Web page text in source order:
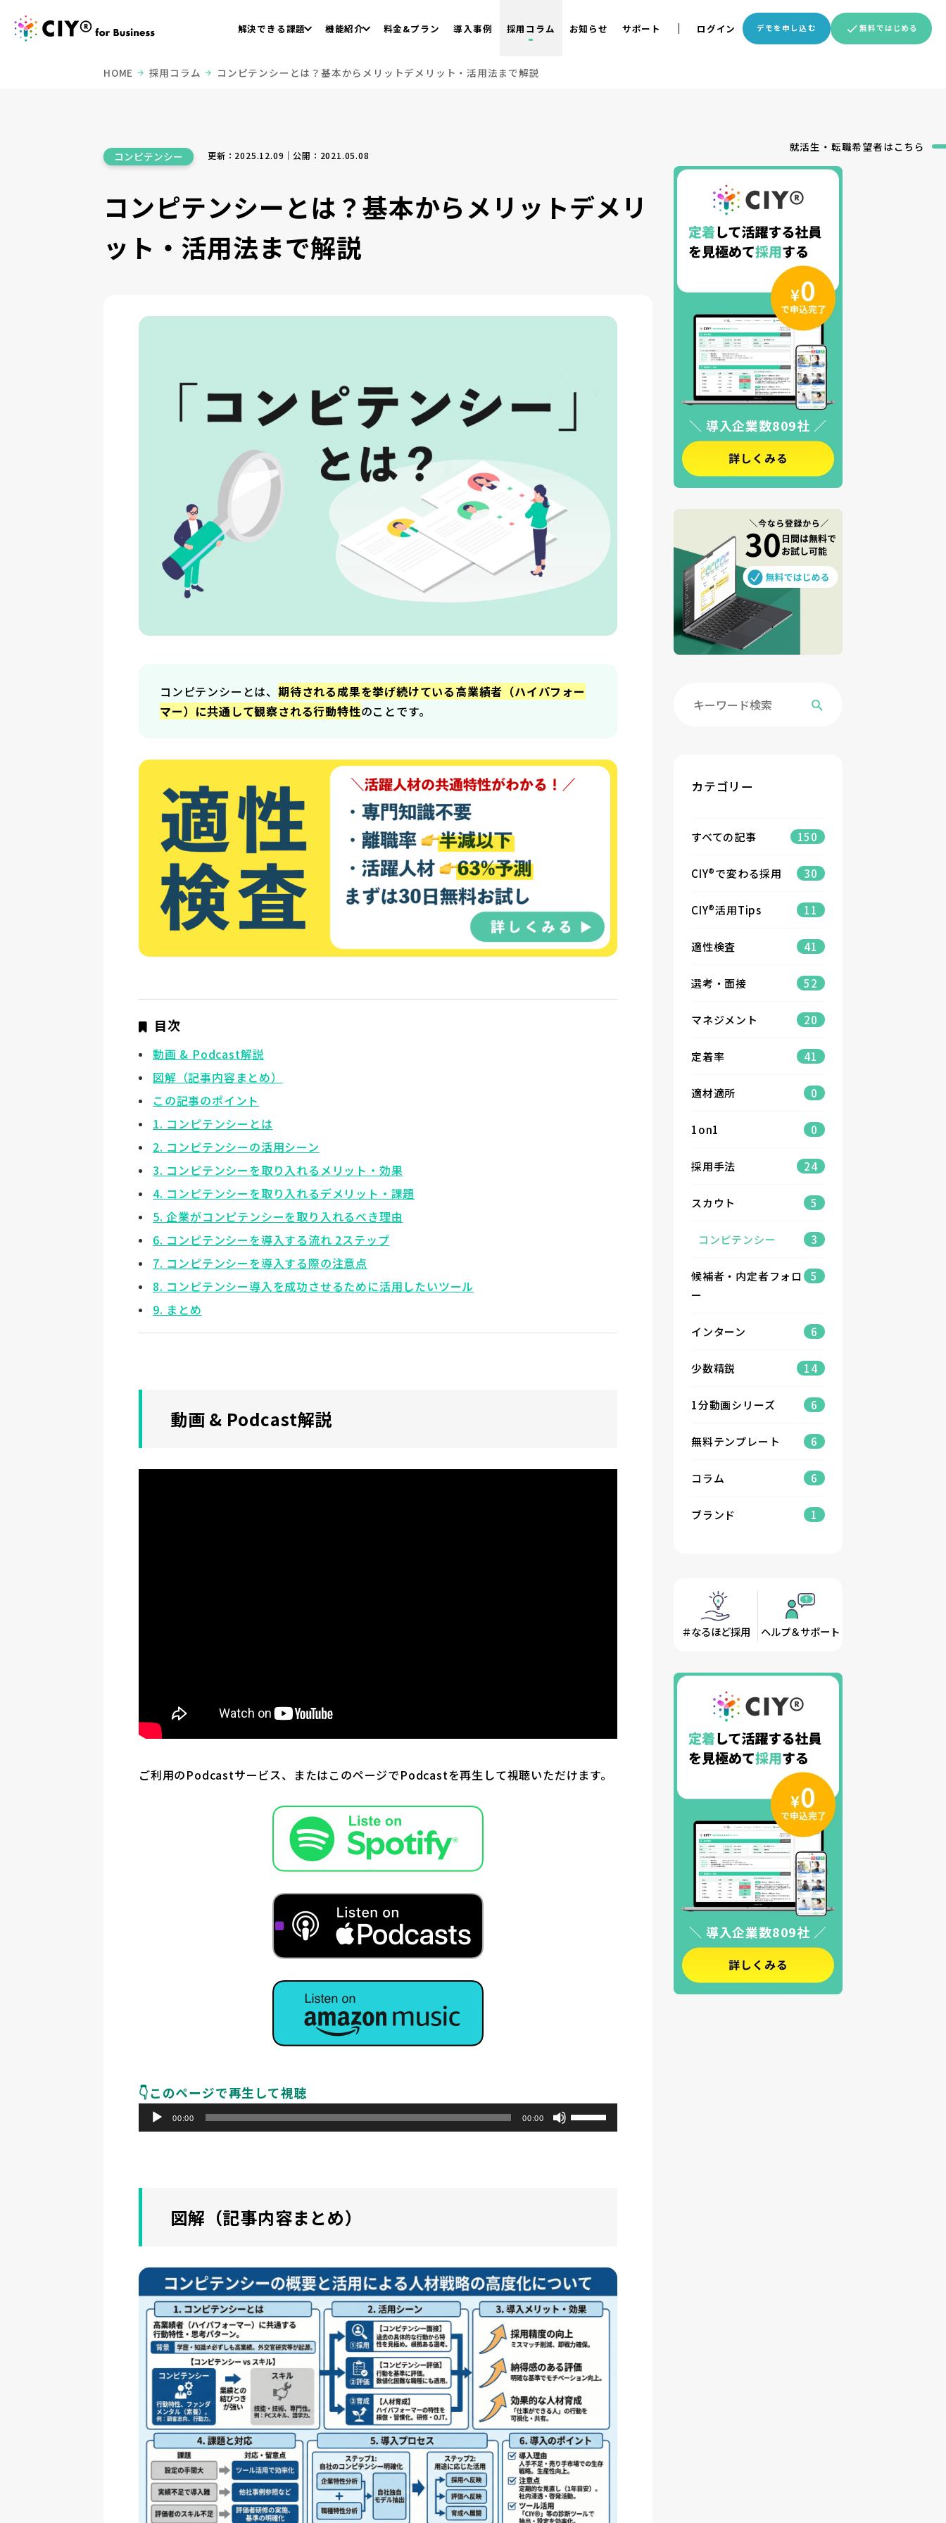
解決できる課題 機能紹介 料金&プラン 導入事例 採用コラム お知らせ サポート ログイン デモを申し込む 無料ではじめる
HOME 採用コラム コンピテンシーとは？基本からメリットデメリット・活用法まで解説
就活生・転職希望者はこちら
コンピテンシー 更新：2025.12.09｜公開：2021.05.08
コンピテンシーとは？基本からメリットデメリ
ット・活用法まで解説
コンピテンシーとは、 期待される成果を挙げ続けている高業績者（ハイパフォー
マー）に共通して観察される行動特性のことです。
目次
動画 & Podcast解説
図解（記事内容まとめ）
この記事のポイント
1. コンピテンシーとは
2. コンピテンシーの活用シーン
3. コンピテンシーを取り入れるメリット・効果
4. コンピテンシーを取り入れるデメリット・課題
5. 企業がコンピテンシーを取り入れるべき理由
6. コンピテンシーを導入する流れ 2ステップ
7. コンピテンシーを導入する際の注意点
8. コンピテンシー導入を成功させるために活用したいツール
9. まとめ
動画 & Podcast解説
ご利用のPodcastサービス、またはこのページでPodcastを再生して視聴いただけます。
👇️このページで再生して視聴
声
ー
00:00 00:00
ボ
リ
は
上
下
矢
印
キ
を
使
っ
て
く
図解（記事内容まとめ）
＼ 導入企業数809社 ／
カテゴリー
すべての記事 150
CIY®で変わる採用 30
CIY®活用Tips 11
適性検査 41
選考・面接 52
マネジメント 20
定着率 41
適材適所 0
1on1 0
採用手法 24
スカウト 5
コンピテンシー 3
候補者・内定者フォロ
ー
5
インターン 6
少数精鋭 14
1分動画シリーズ 6
無料テンプレート 6
コラム 6
ブランド 1
＃なるほど採用 ヘルプ＆サポート
＼ 導入企業数809社 ／